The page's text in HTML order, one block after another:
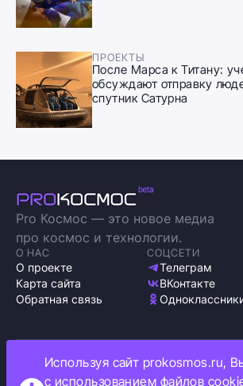
ПРОЕКТЫ
После Марса к Титану:
обсуждают отправку
спутник Сатурна
Pro Космос — это новое медиа
про космос и технологии.
О НАС
О проекте
Карта сайта
Обратная связь
СОЦСЕТИ
Телеграм
ВКонтакте
Политика обработки персональных
Используя сайт prokosmos.ru,
с использованием файлов